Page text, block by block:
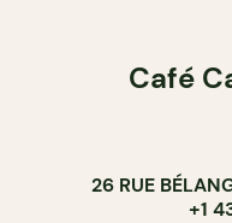
Café
26 RUE
+1